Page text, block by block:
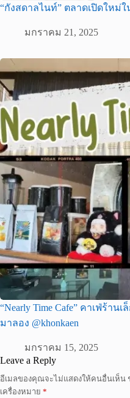
“กังสดาลไนท์” ตลาดเปิดใหม่ใ
มกราคม 21, 2025
“Nearly Time Cafe” คาเฟ่ร้า
มาลอง @khonkaen
มกราคม 15, 2025
Leave a Reply
อีเมลของคุณจะไม่แสดงให้คนอื่นเห็น
เครื่องหมาย *